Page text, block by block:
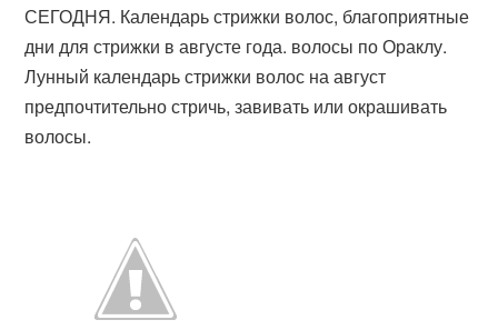
СЕГОДНЯ. Календарь стрижки волос, благоприятные
дни для стрижки в августе года. волосы по Ораклу.
Лунный календарь стрижки волос на август
предпочтительно стричь, завивать или окрашивать
волосы.